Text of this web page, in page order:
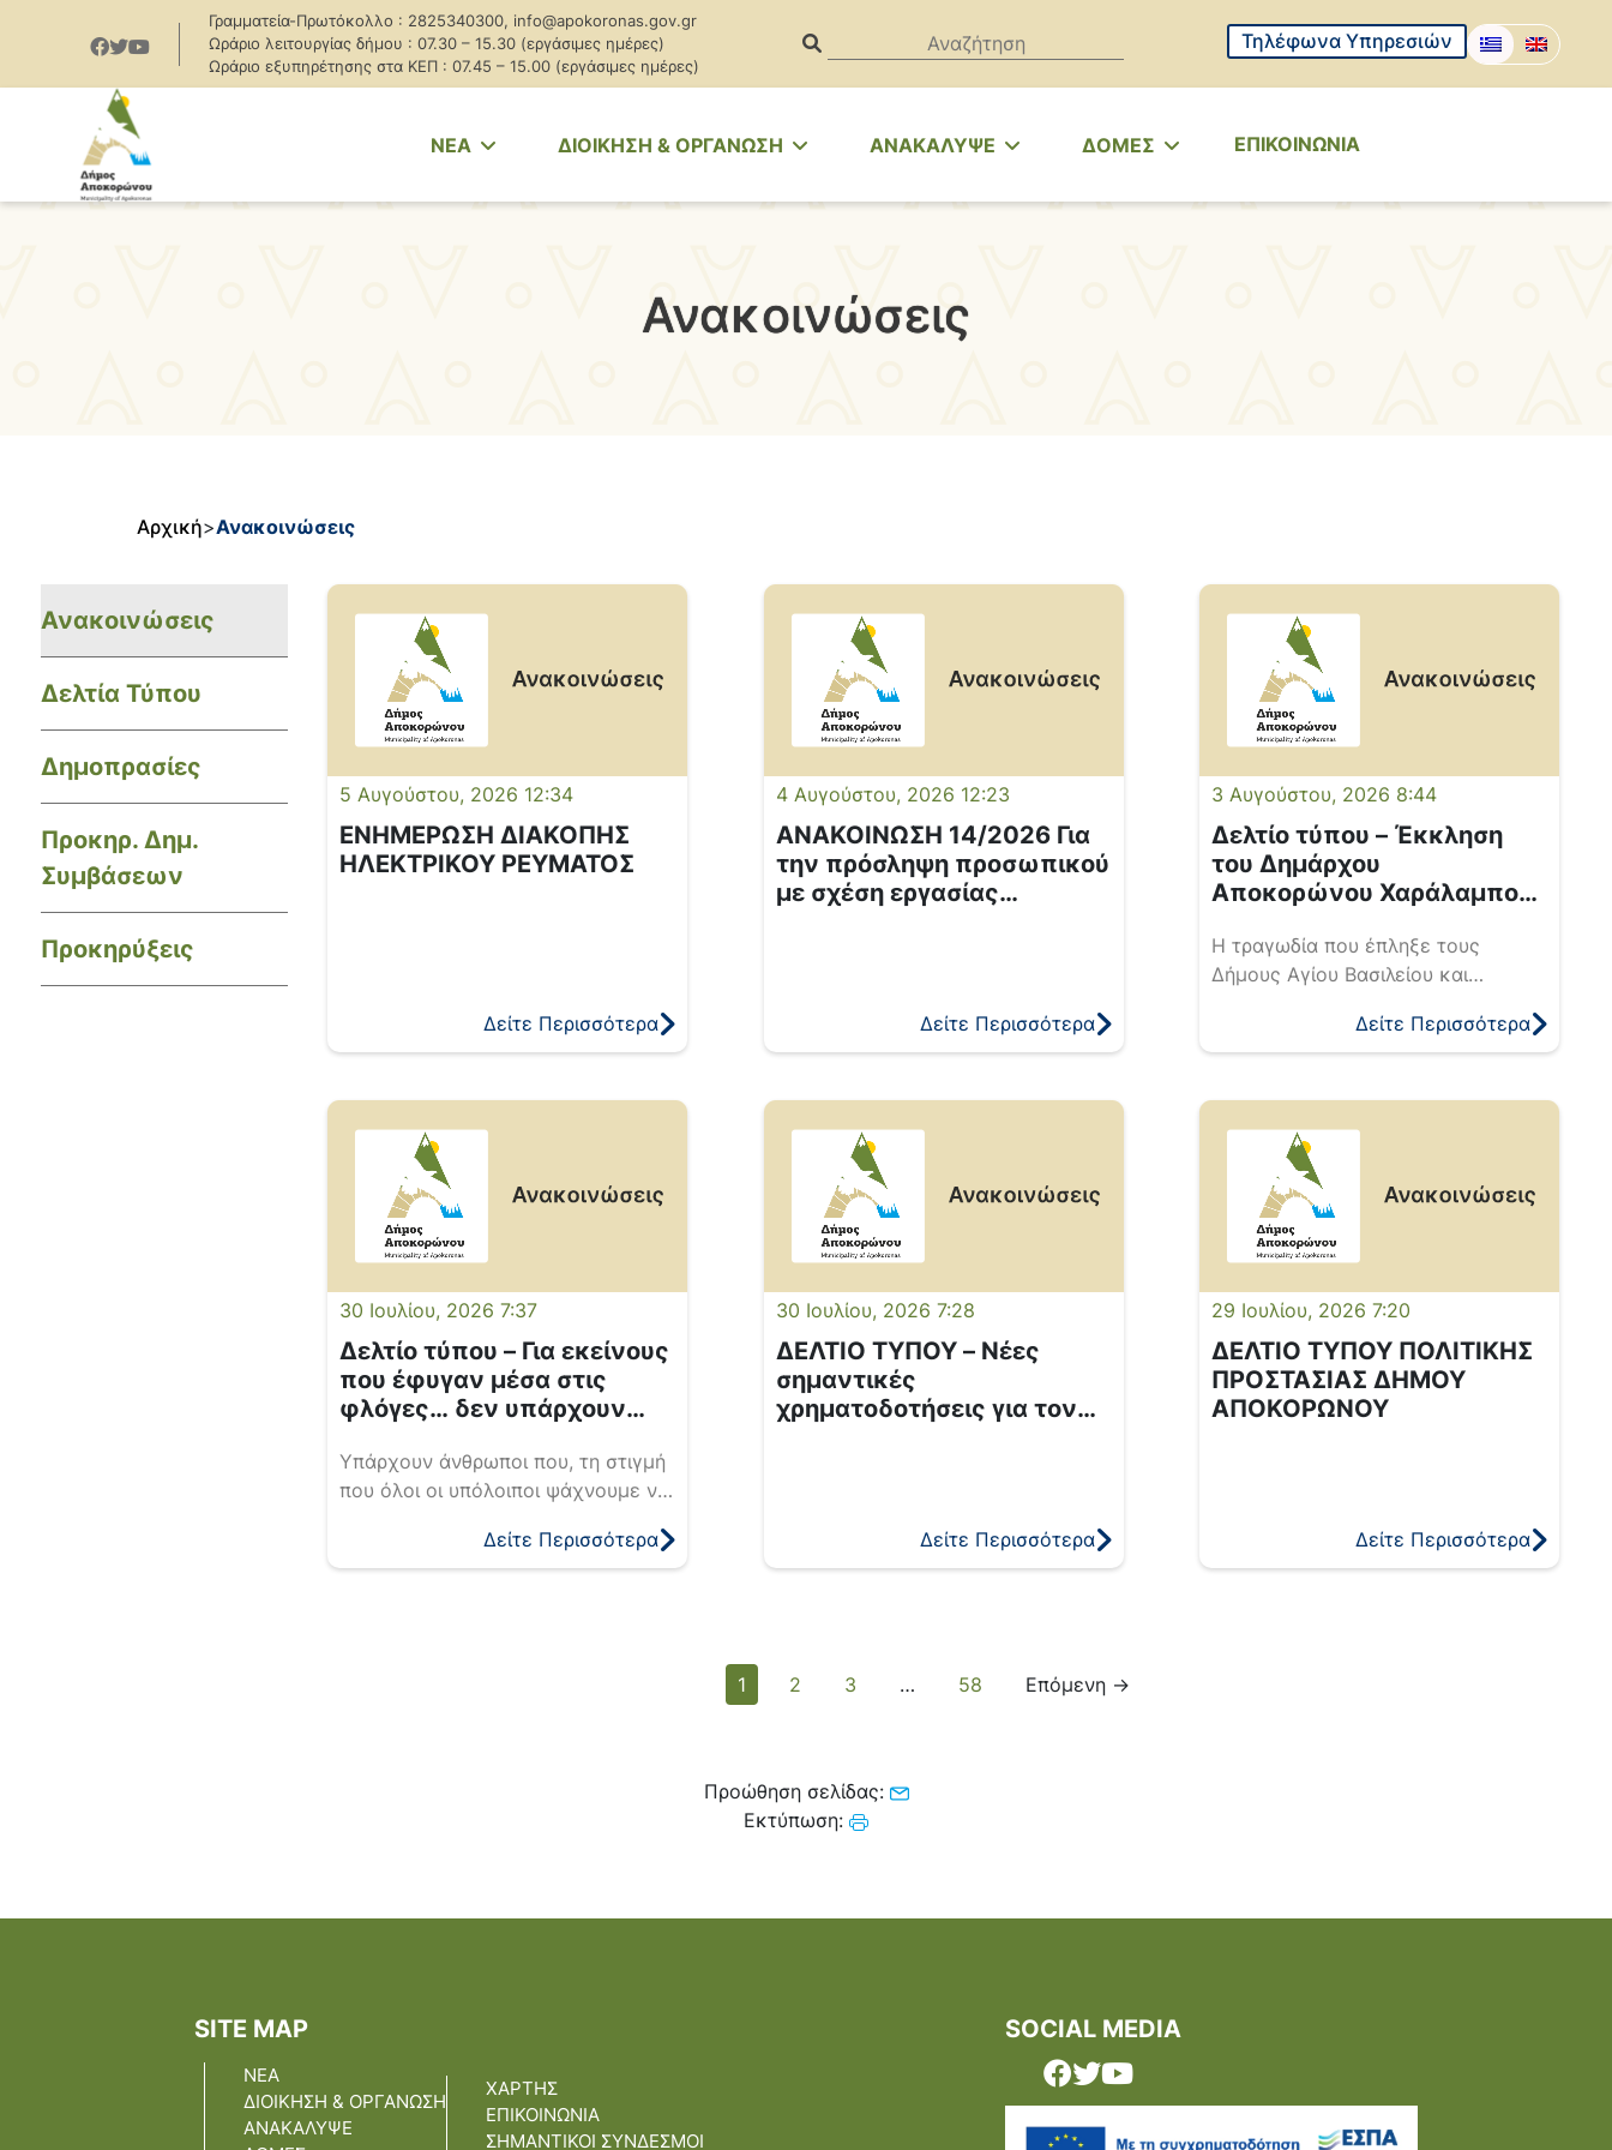
Γραμματεία-Πρωτόκολλο : 2825340300, info@apokoronas.gov.gr
Ωράριο λειτουργίας δήμου : 07.30 – 15.30 (εργάσιμες ημέρες)
Ωράριο εξυπηρέτησης στα ΚΕΠ : 07.45 – 15.00 (εργάσιμες ημέρες)
Τηλέφωνα Υπηρεσιών
NEA ΔΙΟΙΚΗΣΗ & ΟΡΓΑΝΩΣΗ ΑΝΑΚΑΛΥΨΕ ΔΟΜΕΣ ΕΠΙΚΟΙΝΩΝΙΑ
Ανακοινώσεις
Αρχική>Ανακοινώσεις
5 Αυγούστου, 2026 12:34
ΕΝΗΜΕΡΩΣΗ ΔΙΑΚΟΠΗΣ
ΗΛΕΚΤΡΙΚΟΥ ΡΕΥΜΑΤΟΣ
Δείτε Περισσότερα
4 Αυγούστου, 2026 12:23
ΑΝΑΚΟΙΝΩΣΗ 14/2026 Για
την πρόσληψη προσωπικού
με σχέση εργασίας
σχολικών μονάδων.
Δείτε Περισσότερα
3 Αυγούστου, 2026 8:44
Δελτίο τύπου – Έκκληση
του Δημάρχου
Αποκορώνου Χαράλαμπου
Η τραγωδία που έπληξε τους
Δήμους Αγίου Βασιλείου και
ανυπολόγιστες καταστροφές,
καμένες περιουσίες, ανθρώπους
όλα, δύο πυροσβέστες που έπεσαν
την ώρα του καθήκοντος, δίνοντας
μέχρι και την τελευταία τους ανάσα
για να προστατεύσουν τον
συνάνθρωπο και τον τόπο […]
Δείτε Περισσότερα
30 Ιουλίου, 2026 7:37
Δελτίο τύπου – Για εκείνους
που έφυγαν μέσα στις
φλόγες… δεν υπάρχουν
Υπάρχουν άνθρωποι που, τη στιγμή
που όλοι οι υπόλοιποι ψάχνουμε να
κίνδυνο,με αυταπάρνηση, με
αίσθημα καθήκοντος, με μοναδικό
Δείτε Περισσότερα
30 Ιουλίου, 2026 7:28
ΔΕΛΤΙΟ ΤΥΠΟΥ – Νέες
σημαντικές
χρηματοδοτήσεις για τον
ουσίας με τη στήριξη της
Περιφέρειας Κρήτης
Δείτε Περισσότερα
29 Ιουλίου, 2026 7:20
ΔΕΛΤΙΟ ΤΥΠΟΥ ΠΟΛΙΤΙΚΗΣ
ΠΡΟΣΤΑΣΙΑΣ ΔΗΜΟΥ
ΑΠΟΚΟΡΩΝΟΥ
Δείτε Περισσότερα
1 2 3 … 58 Επόμενη →
Ανακοινώσεις
Δελτία Τύπου
Δημοπρασίες
Προκηρ. Δημ.
Συμβάσεων
Προκηρύξεις
Προώθηση σελίδας:
Εκτύπωση:
SITE MAP
ΝΕΑ
ΔΙΟΙΚΗΣΗ & ΟΡΓΑΝΩΣΗ
ΑΝΑΚΑΛΥΨΕ
ΧΑΡΤΗΣ
ΕΠΙΚΟΙΝΩΝΙΑ
ΣΗΜΑΝΤΙΚΟΙ ΣΥΝΔΕΣΜΟΙ
SOCIAL MEDIA